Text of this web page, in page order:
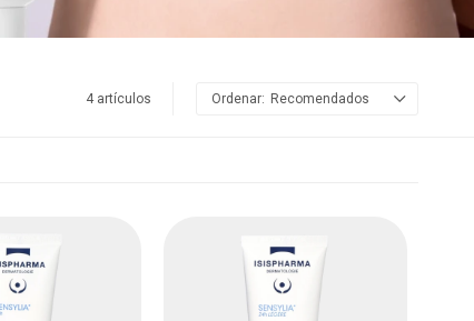
4 artículos Recomendados